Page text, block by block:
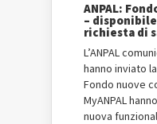
ANPAL:
– disponibile
richiesta di
L’ANPAL
hanno inviato
Fondo nuove
MyANPAL
nuova